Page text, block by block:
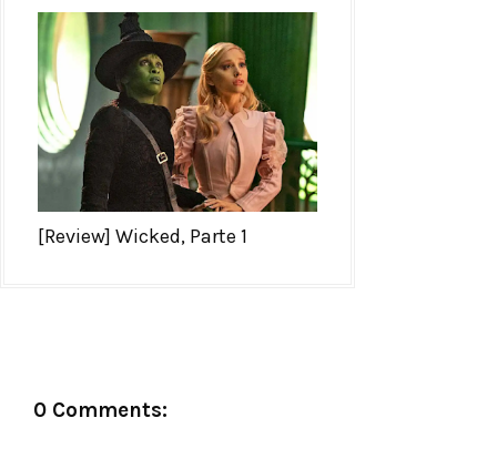
[Review] Wicked, Parte 1
0 Comments: